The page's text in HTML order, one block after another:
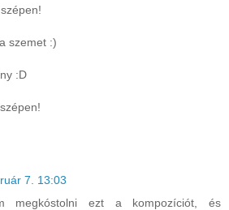
szemet :)
:D
7. 13:03
megkóstolni ezt a kompozíciót, és